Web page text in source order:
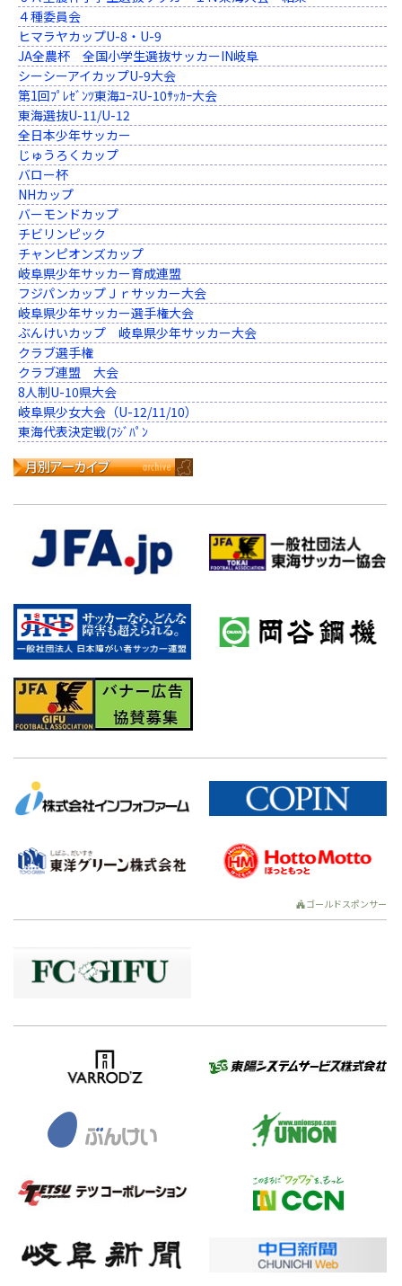
４種委員会
ヒマラヤカップU-8・U-9
JA全農杯 全国小学生選抜サッカーIN岐阜
シーシーアイカップU-9大会
第1回ﾌﾟﾚｾﾞﾝﾂ東海ﾕｰｽU-10ｻｯｶｰ大会
東海選抜U-11/U-12
全日本少年サッカー
じゅうろくカップ
バロー杯
NHカップ
バーモンドカップ
チビリンピック
チャンピオンズカップ
岐阜県少年サッカー育成連盟
フジパンカップＪｒサッカー大会
岐阜県少年サッカー選手権大会
ぶんけいカップ 岐阜県少年サッカー大会
クラブ選手権
クラブ連盟 大会
8人制U-10県大会
岐阜県少女大会（U-12/11/10）
東海代表決定戦(ﾌｼﾞﾊﾟﾝ
ゴールドスポンサー